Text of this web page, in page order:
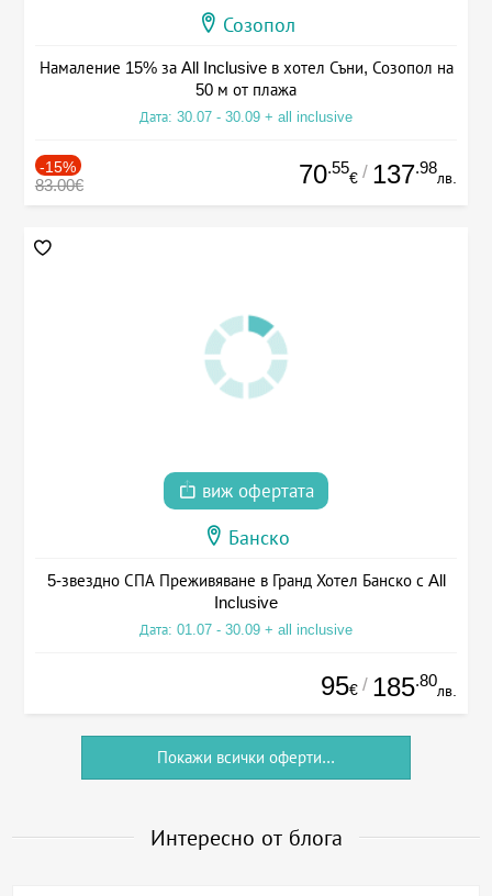
Созопол
Намаление 15% за All Inclusive в хотел Съни, Созопол на
50 м от плажа
Дата: 30.07 - 30.09 + all inclusive
-15%
83.00€ 70.55
€ / 137.98
лв.
виж офертата
Банско
5-звездно СПА Преживяване в Гранд Хотел Банско с All
Inclusive
Дата: 01.07 - 30.09 + all inclusive
95€ / 185.80
лв.
Покажи всички оферти...
Интересно от блога